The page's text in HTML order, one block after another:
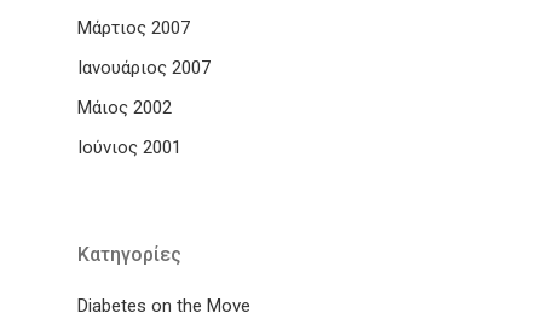
Μάρτιος 2007
Ιανουάριος 2007
Μάιος 2002
Ιούνιος 2001
Kατηγορίες
Diabetes on the Move